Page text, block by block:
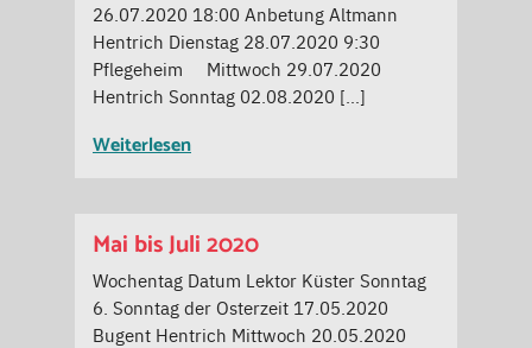
26.07.2020 18:00 Anbetung Altmann
Hentrich Dienstag 28.07.2020 9:30
Pflegeheim Mittwoch 29.07.2020
Hentrich Sonntag 02.08.2020 […]
Weiterlesen
Mai bis Juli 2020
Wochentag Datum Lektor Küster Sonntag
6. Sonntag der Osterzeit 17.05.2020
Bugent Hentrich Mittwoch 20.05.2020